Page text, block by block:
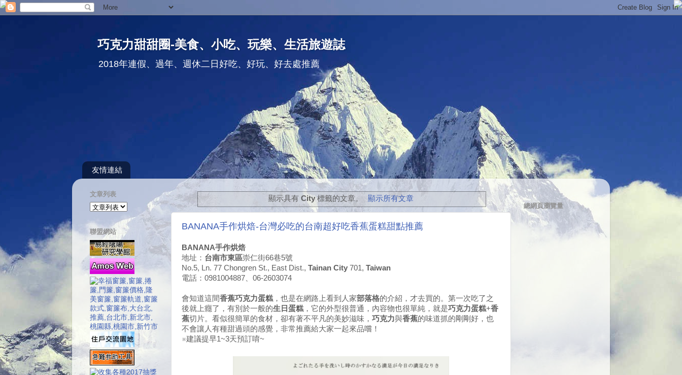
巧克力甜甜圈-美食、小吃、玩樂、生活旅遊誌
2018年連假、過年、週休二日好吃、好玩、好去處推薦
友情連結
顯示具有City標籤的文章。 顯示所有文章
BANANA手作烘焙-台灣必吃的台南超好吃香蕉蛋糕甜點推薦
BANANA手作烘焙
地址： 台南市東區崇仁街66巷5號
No.5, Ln. 77 Chongren St., East Dist., Tainan City 701, Taiwan
電話：0981004887、06-2603074
會知道這間香蕉巧克力蛋糕 ，也是在網路上看到人家部落格的介紹，才去買的。第一次吃了之
後就上癮了，有別於一般的生日蛋糕 ，它的外型很普通，內容物也很單純，就是巧克力蛋糕+香
蕉切片。看似很簡單的食材，卻有著不平凡的美妙滋味， 巧克力與香蕉的味道抓的剛剛好，也
不會讓人有種甜過頭的感覺，非常推薦給大家一起來品嚐！
※建議提早1~3天預訂唷~
文章列表
聯盟網站
總網頁瀏覽量